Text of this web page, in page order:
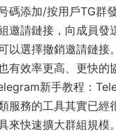
碼添加/按用戶TG群
邀請鏈接，向成員發
以選擇撤銷邀請鏈接。
有效率更高、更快的
新手教程：
服務的工具其實已
來快速擴大群組規模